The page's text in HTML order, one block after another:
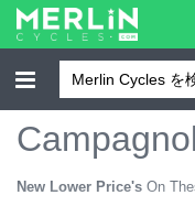
New Lower Price's On